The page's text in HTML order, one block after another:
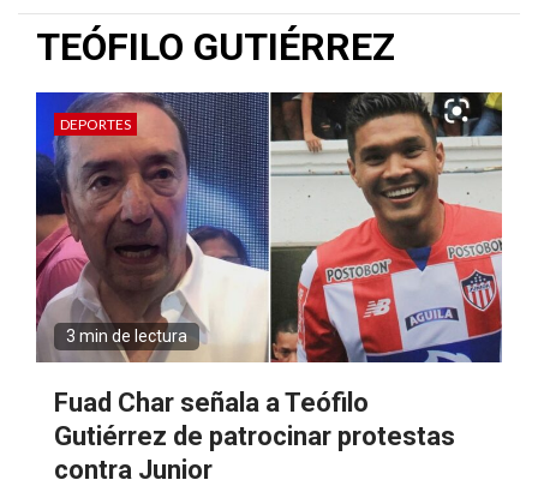
TEÓFILO GUTIÉRREZ
DEPORTES
3 min de lectura
Fuad Char señala a Teófilo
Gutiérrez de patrocinar protestas
contra Junior